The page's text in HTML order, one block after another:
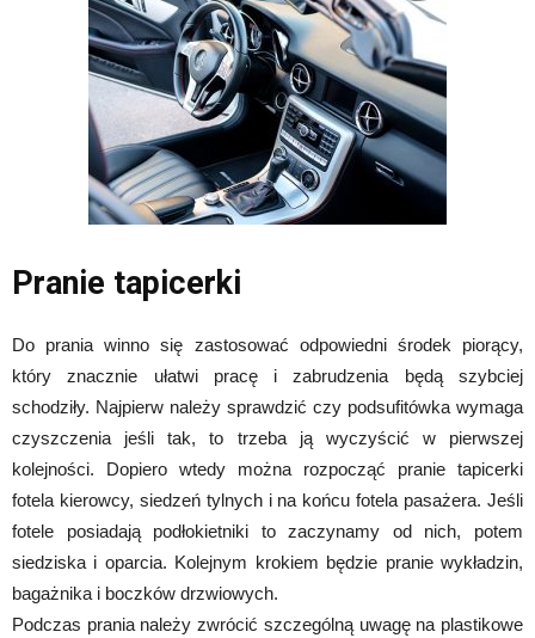
Pranie tapicerki
Do prania winno się zastosować odpowiedni środek piorący,
który znacznie ułatwi pracę i zabrudzenia będą szybciej
schodziły. Najpierw należy sprawdzić czy podsufitówka wymaga
czyszczenia jeśli tak, to trzeba ją wyczyścić w pierwszej
kolejności. Dopiero wtedy można rozpocząć pranie tapicerki
fotela kierowcy, siedzeń tylnych i na końcu fotela pasażera. Jeśli
fotele posiadają podłokietniki to zaczynamy od nich, potem
siedziska i oparcia. Kolejnym krokiem będzie pranie wykładzin,
bagażnika i boczków drzwiowych.
Podczas prania należy zwrócić szczególną uwagę na plastikowe